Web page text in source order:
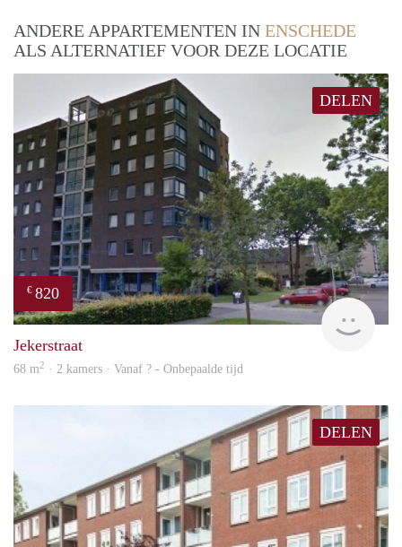
ANDERE APPARTEMENTEN IN ENSCHEDE
ALS ALTERNATIEF VOOR DEZE LOCATIE
DELEN
€ 820
Jekerstraat
68 m2 · 2 kamers · Vanaf ? - Onbepaalde tijd
DELEN